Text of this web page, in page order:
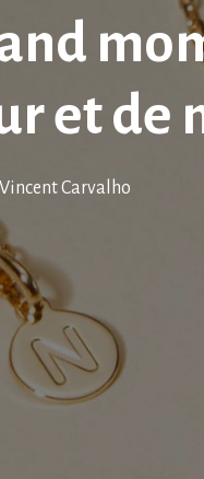
et de
Vincent Carvalho